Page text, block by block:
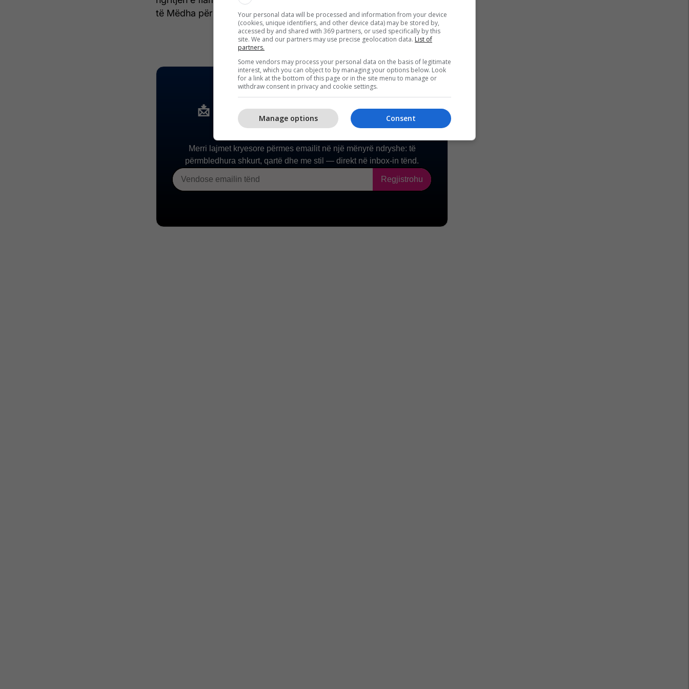
të Mëdha për plotësimin e këtyre kërkesave. /kp/
Your personal data will be processed and information from your device
(cookies, unique identifiers, and other device data) may be stored by,
accessed by and shared with 369 partners, or used specifically by this
site. We and our partners may use precise geolocation data. List of
partners.
Some vendors may process your personal data on the basis of legitimate
interest, which you can object to by managing your options below. Look
for a link at the bottom of this page or in the site menu to manage or
withdraw consent in privacy and cookie settings.
Consent
Manage options